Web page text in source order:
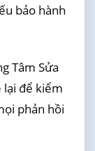
bảo hành
Tâm Sửa
lại để kiểm
phản hồi